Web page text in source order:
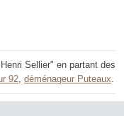
Sellier" en partant des
92, déménageur Puteaux.